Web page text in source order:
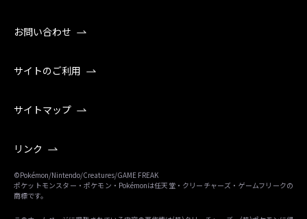
お問い合わせ
サイトのご利用
サイトマップ
リンク
©Pokémon/Nintendo/Creatures/GAME FREAK
ポケットモンスター・ポケモン・Pokémonは任天堂・クリーチャーズ・ゲームフリークの
商標です。